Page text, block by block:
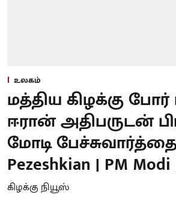
உலகம்
மத்திய கிழக்கு
ஈரான் அதிபருடன்
மோடி பேச்சுவார்த்தை
Pezeshkian | PM Modi
கிழக்கு நியூஸ்